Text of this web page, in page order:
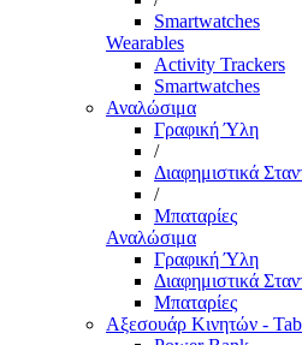
Smartwatches
Wearables
Activity Trackers
Smartwatches
Αναλώσιμα
Γραφική Ύλη
/
Διαφημιστικά
/
Μπαταρίες
Αναλώσιμα
Γραφική Ύλη
Διαφημιστικά
Μπαταρίες
Αξεσουάρ Κινητών -